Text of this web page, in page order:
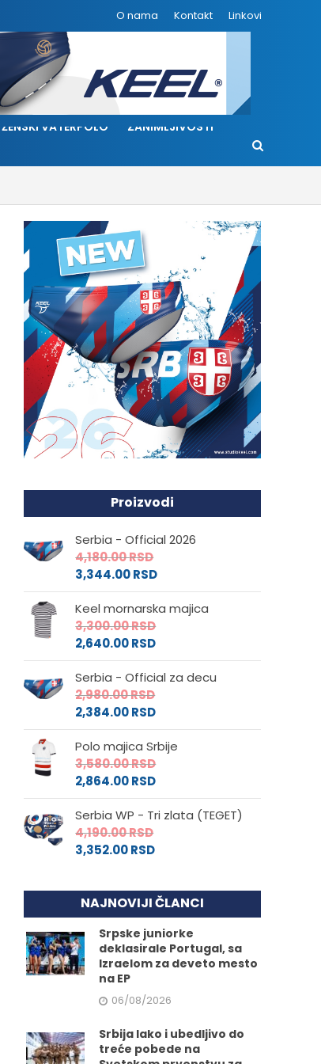
O nama Kontakt Linkovi
ŽENSKI VATERPOLO ZANIMLJIVOSTI
Proizvodi
Serbia - Official 2026
4,180.00RSD
3,344.00RSD
Keel mornarska majica
3,300.00RSD
2,640.00RSD
Serbia - Official za decu
2,980.00RSD
2,384.00RSD
Polo majica Srbije
3,580.00RSD
2,864.00RSD
Serbia WP - Tri zlata (TEGET)
4,190.00RSD
3,352.00RSD
NAJNOVIJI ČLANCI
Srpske juniorke
deklasirale Portugal, sa
Izraelom za deveto mesto
na EP
06/08/2026
Srbija lako i ubedljivo do
treće pobede na